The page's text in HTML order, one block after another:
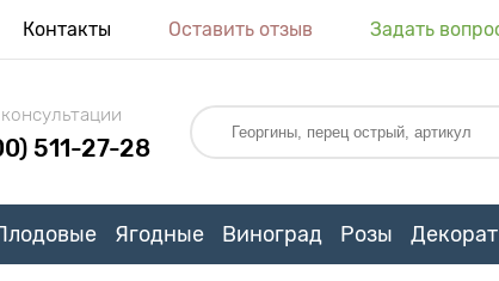
Контакты Оставить отзыв Задать
511-27-28
Ягодные Виноград Розы